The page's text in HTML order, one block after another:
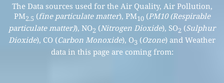
The Data sources used for the Air Quality, Air Pollution,
PM2.5 (fine particulate matter), PM10(PM10 (Respirable
particulate matter)), NO2 (Nitrogen Dioxide), SO2 (Sulphur
Dioxide), CO (Carbon Monoxide), O3 (Ozone) and Weather
data in this page are coming from: